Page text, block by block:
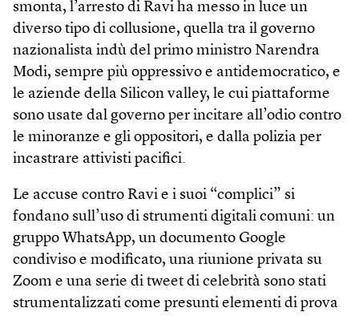
smonta, l’arresto di Ravi ha messo in luce un
diverso tipo di collusione, quella tra il governo
nazionalista indù del primo ministro Narendra
Modi, sempre più oppressivo e antidemocratico, e
le aziende della Silicon valley, le cui piattaforme
sono usate dal governo per incitare all’odio contro
le minoranze e gli oppositori, e dalla polizia per
incastrare attivisti pacifici.
Le accuse contro Ravi e i suoi “complici” si
fondano sull’uso di strumenti digitali comuni: un
gruppo WhatsApp, un documento Google
condiviso e modificato, una riunione privata su
Zoom e una serie di tweet di celebrità sono stati
strumentalizzati come presunti elementi di prova